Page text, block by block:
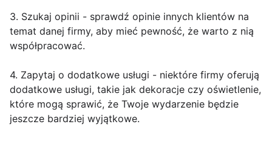
3. Szukaj opinii - sprawdź opinie innych klientów na
temat danej firmy, aby mieć pewność, że warto z nią
współpracować.
4. Zapytaj o dodatkowe usługi - niektóre firmy oferują
dodatkowe usługi, takie jak dekoracje czy oświetlenie,
które mogą sprawić, że Twoje wydarzenie będzie
jeszcze bardziej wyjątkowe.